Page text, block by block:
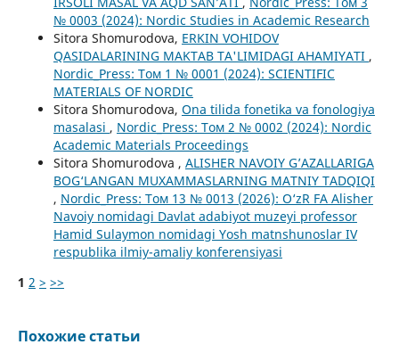
№ 0003 (2024): Nordic Studies in Academic Research
Sitora Shomurodova, ERKIN VOHIDOV
QASIDALARINING MAKTAB TA'LIMIDAGI AHAMIYATI ,
Nordic_Press: Том 1 № 0001 (2024): SCIENTIFIC
MATERIALS OF NORDIC
Sitora Shomurodova, Ona tilida fonetika va fonologiya
masalasi , Nordic_Press: Том 2 № 0002 (2024): Nordic
Academic Materials Proceedings
Sitora Shomurodova , ALISHER NAVOIY G’AZALLARIGA
BOG‘LANGAN MUXAMMASLARNING MATNIY TADQIQI
, Nordic_Press: Том 13 № 0013 (2026): O‘zR FA Alisher
Navoiy nomidagi Davlat adabiyot muzeyi professor
Hamid Sulaymon nomidagi Yosh matnshunoslar IV
respublika ilmiy-amaliy konferensiyasi
1 2 > >>
Похожие статьи